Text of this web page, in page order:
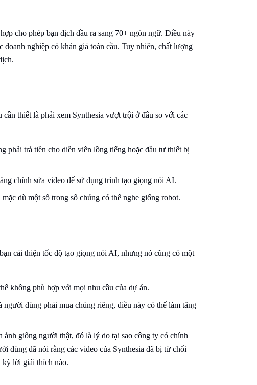
cho phép bạn dịch đầu ra sang 70+ ngôn ngữ. Điều này
nghiệp có khán giả toàn cầu. Tuy nhiên, chất lượng
thiết là phải xem Synthesia vượt trội ở đâu so với các
phải trả tiền cho diễn viên lồng tiếng hoặc đầu tư thiết bị
chỉnh sửa video để sử dụng trình tạo giọng nói AI.
dù một số trong số chúng có thể nghe giống robot.
cải thiện tốc độ tạo giọng nói AI, nhưng nó cũng có một
không phù hợp với mọi nhu cầu của dự án.
người dùng phải mua chúng riêng, điều này có thể làm tăng
giống người thật, đó là lý do tại sao công ty có chính
dùng đã nói rằng các video của Synthesia đã bị từ chối
kỳ lời giải thích nào.